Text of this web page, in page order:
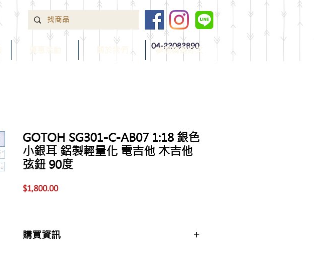
04-22082890
關於我們 夢想精選好文
GOTOH SG301-C-AB07 1:18 銀色
小銀耳 鋁製輕量化 電吉他 木吉他
弦鈕 90度
$1,800.00價
購買資訊